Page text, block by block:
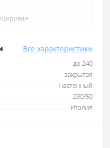
Все характеристики
до 240
закрытая
настенный
230/50
Италия